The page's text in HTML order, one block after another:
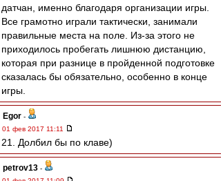
датчан, именно благодаря организации игры.
Все грамотно играли тактически, занимали
правильные места на поле. Из-за этого не
приходилось пробегать лишнюю дистанцию,
которая при разнице в пройденной подготовке
сказалась бы обязательно, особенно в конце
игры.
Egor -
01 фев 2017 11:11
21. Долбил бы по клаве)
petrov13 -